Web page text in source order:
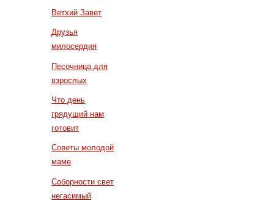
Ветхий Завет
Друзья
милосердия
Песочница для
взрослых
Что день
грядущий нам
готовит
Советы молодой
маме
Соборности свет
негасимый